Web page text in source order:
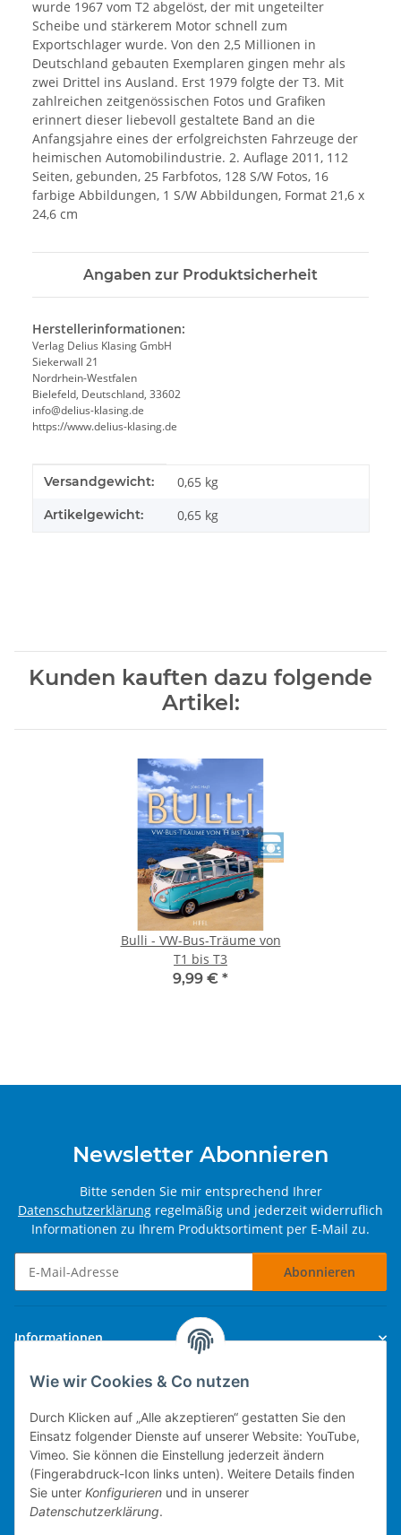
Wie wir Cookies & Co nutzen
Durch Klicken auf „Alle akzeptieren“ gestatten Sie den
Einsatz folgender Dienste auf unserer Website: YouTube,
Vimeo. Sie können die Einstellung jederzeit ändern
(Fingerabdruck-Icon links unten). Weitere Details finden
Sie unter Konfigurieren und in unserer
Datenschutzerklärung.
wurde 1967 vom T2 abgelöst, der mit ungeteilter
Scheibe und stärkerem Motor schnell zum
Exportschlager wurde. Von den 2,5 Millionen in
Deutschland gebauten Exemplaren gingen mehr als
zwei Drittel ins Ausland. Erst 1979 folgte der T3. Mit
zahlreichen zeitgenössischen Fotos und Grafiken
erinnert dieser liebevoll gestaltete Band an die
Anfangsjahre eines der erfolgreichsten Fahrzeuge der
heimischen Automobilindustrie. 2. Auflage 2011, 112
Seiten, gebunden, 25 Farbfotos, 128 S/W Fotos, 16
farbige Abbildungen, 1 S/W Abbildungen, Format 21,6 x
24,6 cm
Angaben zur Produktsicherheit
Herstellerinformationen:
Verlag Delius Klasing GmbH
Siekerwall 21
Nordrhein-Westfalen
Bielefeld, Deutschland, 33602
info@delius-klasing.de
https://www.delius-klasing.de
Produkteigenschaft
Wert
Versandgewicht: 0,65 kg
Artikelgewicht: 0,65 kg
Kunden kauften dazu folgende
Artikel:
Bulli - VW-Bus-Träume von
T1 bis T3
9,99 € *
Newsletter Abonnieren
Bitte senden Sie mir entsprechend Ihrer
Datenschutzerklärung regelmäßig und jederzeit widerruflich
Informationen zu Ihrem Produktsortiment per E-Mail zu.
Abonnieren
Informationen
Gesetzliche Informationen
Technische Umsetzung.
mobiles Kassensystem